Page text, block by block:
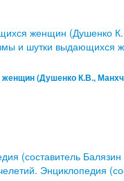
и шутки выдающихся
(Душенко К.В.,
Энциклопедия